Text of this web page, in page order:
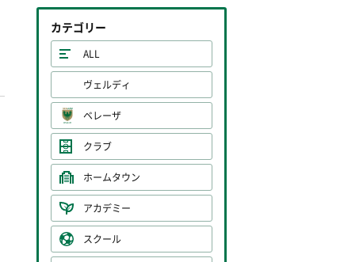
カテゴリー
ALL
ヴェルディ
ベレーザ
クラブ
ホームタウン
アカデミー
スクール